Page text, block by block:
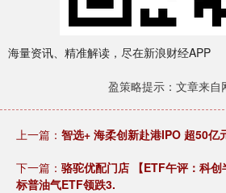
海量资讯、精准解读，尽在新浪财经APP
盈策略提示：文章来自
上一篇： 智选+ 海柔创新赴港IPO 超50亿
下一篇： 骆驼优配门店 【ETF午评：科创
标普油气ETF领跌3.